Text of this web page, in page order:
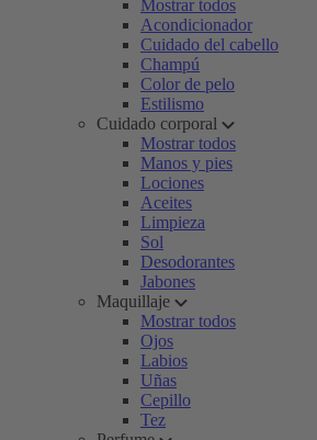
Mostrar todos
Acondicionador
Cuidado del cabello
Champú
Color de pelo
Estilismo
Cuidado corporal
Mostrar todos
Manos y pies
Lociones
Aceites
Limpieza
Sol
Desodorantes
Jabones
Maquillaje
Mostrar todos
Ojos
Labios
Uñas
Cepillo
Tez